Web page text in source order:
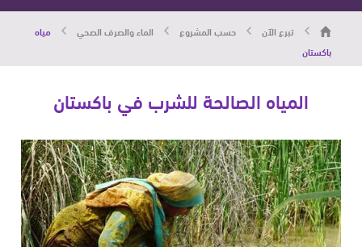
هيومان
أبيل
حاضرون
من
الإنسان
تبرع الآن حسب المشروع الماء والصرف الصحي
مياه
باكستان
المياه الصالحة للشرب في باكستان